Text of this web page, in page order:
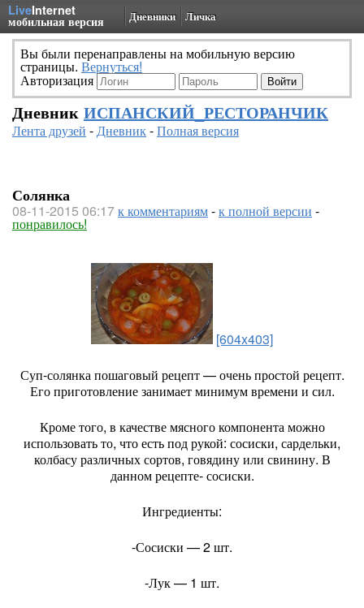
LiveInternet
мобильная версия Дневники Личка
Вы были перенаправлены на мобильную версию
страницы. Вернуться!
Авторизация
Дневник ИСПАНСКИЙ_РЕСТОРАНЧИК
Лента друзей -Дневник-Полная версия
Солянка
08-11-2015 06:17к комментариям-к полной версии -
понравилось!
[604x403]
Суп-солянка пошаговый рецепт — очень простой рецепт.
Его приготовление занимает минимум времени и сил.
Кроме того, в качестве мясного компонента можно
использовать то, что есть под рукой: сосиски, сардельки,
колбасу различных сортов, говядину или свинину. В
данном рецепте- сосиски.
Ингредиенты:
-Сосиски — 2 шт.
-Лук — 1 шт.